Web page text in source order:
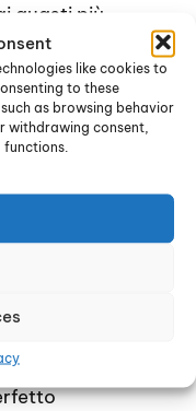
like cookies to
to these
as browsing behavior
withdrawing consent,
guasti più
situazioni più
lo
e la
tecnica, è
una
l’entità e la
possibile, il
ripristinare nel